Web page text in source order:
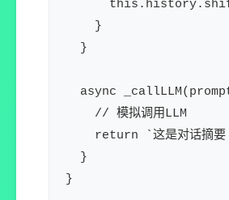
    }
  }
async
    // 模拟调用LLM
return `这是对话摘
  }